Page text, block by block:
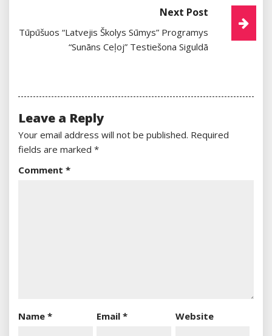
Next Post
Tūpūšuos “Latvejis Školys Sūmys” Programys
“Sunāns Ceļoj” Testiešona Siguldā
Leave a Reply
Your email address will not be published. Required
fields are marked *
Comment *
Name * Email* Website